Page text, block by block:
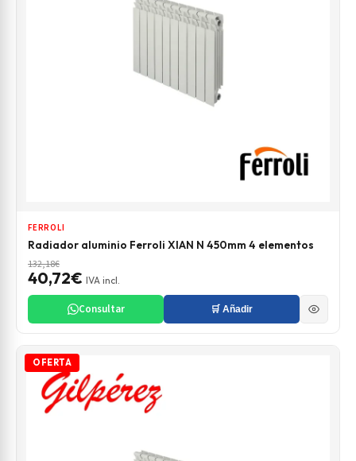
FERROLI
Radiador aluminio Ferroli XIAN N 450mm 4 elementos
132,18€
40,72€ IVA incl.
Consultar 🛒 Añadir
OFERTA